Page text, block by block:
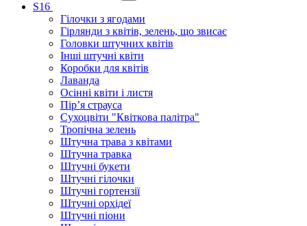
S16
Гілочки з ягодами
Гірлянди з квітів, зелень, що звисає
Головки штучних квітів
Інші штучні квіти
Коробки для квітів
Лаванда
Осінні квіти і листя
Пір’я страуса
Сухоцвіти "Квіткова палітра"
Тропічна зелень
Штучна трава з квітами
Штучна травка
Штучні букети
Штучні гілочки
Штучні гортензії
Штучні орхідеї
Штучні піони